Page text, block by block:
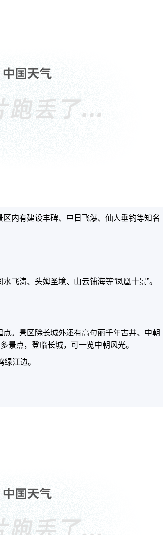
内有建设丰碑、中日飞瀑、仙人垂钓等知名
飞涛、头姆圣境、山云铺海等“凤凰十景”。
。景区除长城外还有高句丽千年古井、中朝
景点，登临长城，可一览中朝风光。
江边。